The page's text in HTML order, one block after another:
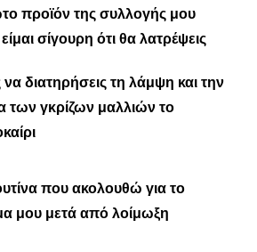
προϊόν της συλλογής μου
σίγουρη ότι θα λατρέψεις
διατηρήσεις τη λάμψη και την
των γκρίζων μαλλιών το
που ακολουθώ για το
μου μετά από λοίμωξη